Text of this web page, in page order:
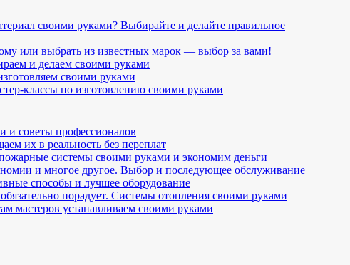
своими руками? Выбирайте и делайте правильное
или выбрать из известных марок — выбор за вами!
и делаем своими руками
своими руками
классы по изготовлению своими руками
и советы профессионалов
их в реальность без переплат
системы своими руками и экономим деньги
и многое другое. Выбор и последующее обслуживание
способы и лучшее оборудование
порадует. Системы отопления своими руками
мастеров устанавливаем своими руками